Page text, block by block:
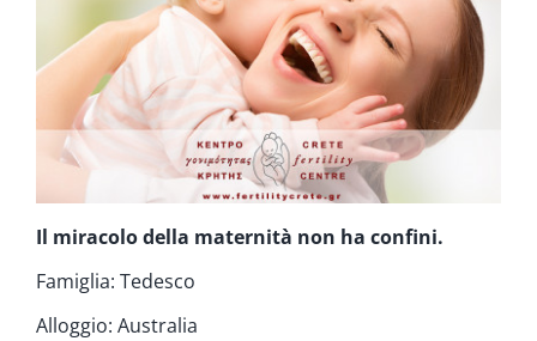
Contatta ci
Il miracolo della maternità non ha confini.
Famiglia: Tedesco
Alloggio: Australia